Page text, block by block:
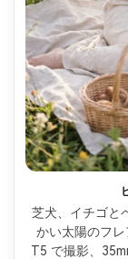
芝犬、イチゴと
かい太陽のフ
T5 で撮影、